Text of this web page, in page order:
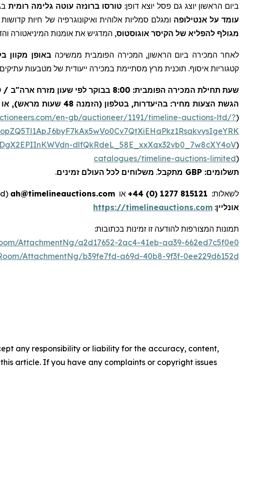
ביום הראשון יוצג גם פסל יוצא דופן:טורסו ברונזה עוטה גלימה רומית
עומד על אנטילופה ומגלם סמליות אלוהית ואיקונוגרפיה של חיות קדושות
מגולף להפליא של הקיסר אוגוסטוס, המדגיש את אומנות המיניאטורה
לאחר המכירה ביום הראשון, המכירה הפומבית ממשיכה באופן מקוון בלבד
קטגוריות איסוף. תוכנית מרץ מסתיימת במכירה ייעודית של מטבעות עתיקים
שעת תחילת המכירה הפומבית: 8:00 בבוקר לפי שעון מזרח ארה"ב / 13:00 GMT
הגשת הצעות מחיר: בהיעדרות, בטלפון (הזמנה 48 שעות מראש), או בשידור חי באינטרנט דרך פלטפורמת ההצעות של
(
en-gb/auctioneer/1191/timeline-auctions-ltd/?
dlfQkRdeL_58E_xxXqx32vb0_7w8cXY4oV)
catalogues/timeline-auctions-limited)
תשלומים: GBP מתקבל. משלוחים לכל העולם זמינים.
לשאלות: +44 (0) 1277 815121 או ah@timelineauctions.com
(
אונליין:
https://timelineauctions.com
תמונות המצורפות להודעה זו זמינות בכתובות:
AttachmentNg/a2d17652-2ac4-41eb-aa39-662ed7c5f0e0
AttachmentNg/b39fe7fd-a69d-40b8-9f3f-0ee229d6152d
any responsibility or liability for the accuracy, content,
article. If you have any complaints or copyright issues